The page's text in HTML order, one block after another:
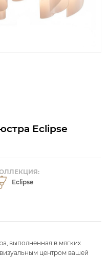
Eclipse
Eclipse
выполненная в мягких
визуальным центром вашей